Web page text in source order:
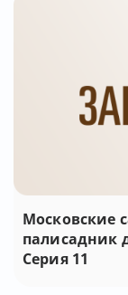
Московские
палисадник
Серия 11